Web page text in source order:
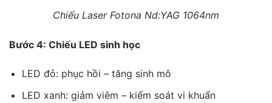
Chiếu Laser Fotona Nd:YAG 1064nm
Bước 4: Chiếu LED sinh học
LED đỏ: phục hồi – tăng sinh mô
LED xanh: giảm viêm – kiểm soát vi khuẩn